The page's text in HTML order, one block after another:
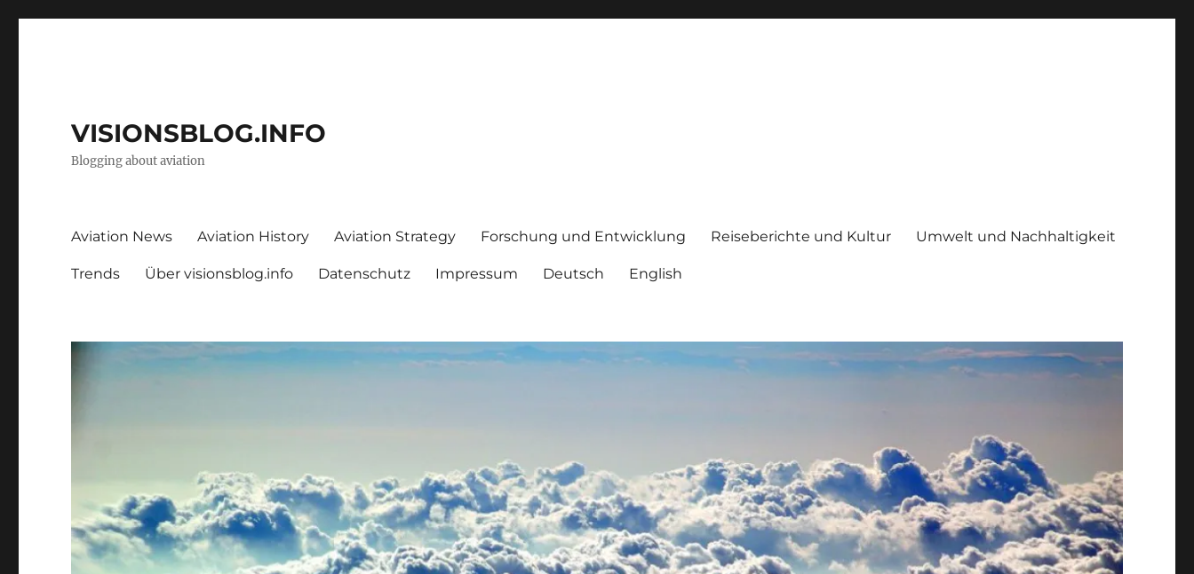
VISIONSBLOG.INFO
Blogging about aviation
Aviation News Aviation History Aviation Strategy Forschung und Entwicklung Reiseberichte und Kultur Umwelt und Nachhaltigkeit
Trends Über visionsblog.info Datenschutz Impressum Deutsch English